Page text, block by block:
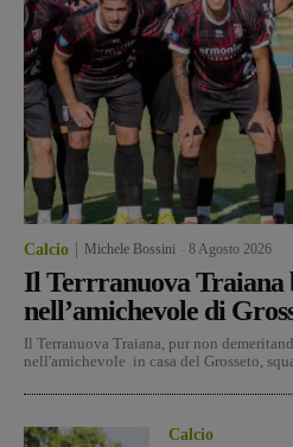
Calcio Michele Bossini 8 Agosto 2026
Il Terrranuova Traiana
nell’amichevole di
Il Terranuova Traiana, pur non
nell'amichevole in casa del Grosseto,
Calcio